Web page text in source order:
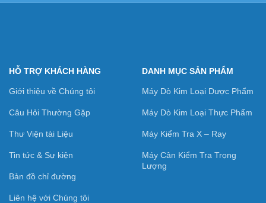
HỖ TRỢ KHÁCH HÀNG
Giới thiệu về Chúng tôi
Câu Hỏi Thường Gặp
Thư Viện tài Liệu
Tin tức & Sự kiện
Bản đồ chỉ đường
Liên hệ với Chúng tôi
DANH MỤC SẢN PHẨM
Máy Dò Kim Loại Dược Phẩm
Máy Dò Kim Loại Thực Phẩm
Máy Kiểm Tra X – Ray
Máy Cân Kiểm Tra Trọng
Lượng